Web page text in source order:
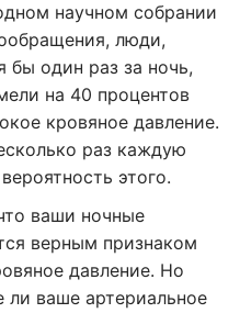
научном собрании
люди,
бы один раз за ночь,
на 40 процентов
кровяное давление.
раз каждую
этого.
ваши ночные
верным признаком
давление. Но
ли ваше артериальное